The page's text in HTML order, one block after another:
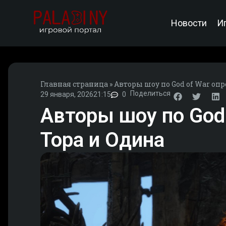
Новости
Главная страница »Авторы шоу по God of War
29 января, 202621:15 0 Поделиться
Авторы шоу по
Тора и Одина